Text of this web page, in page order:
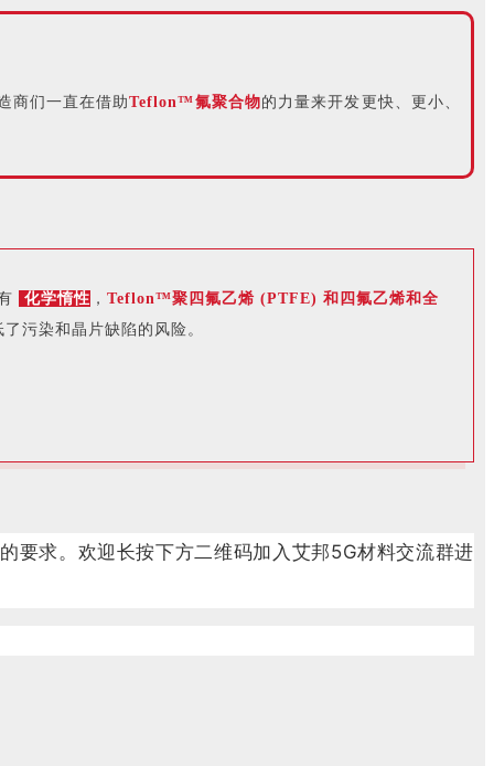
商们一直在借助Teflon™氟聚合物的力量来开发更快、更小、
化学惰性 ， Teflon™聚四氟乙烯 (PTFE) 和四氟乙烯和全
污染和晶片缺陷的风险。
要求。欢迎长按下方二维码加入艾邦5G材料交流群进